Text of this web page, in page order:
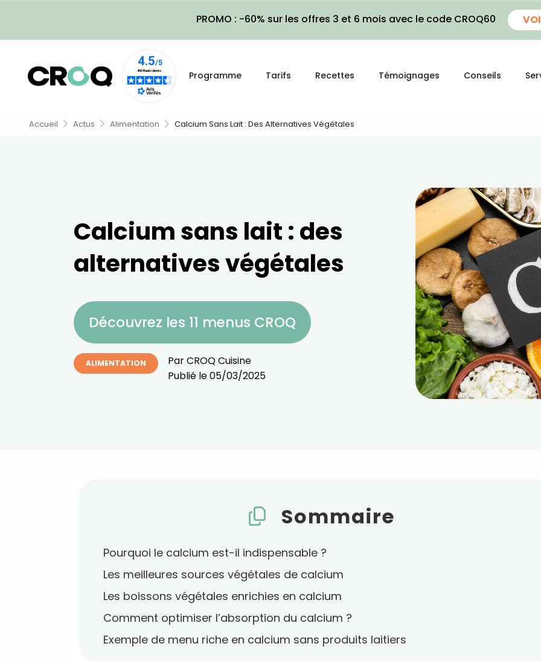
PROMO : -60% sur les offres 3 et 6 mois avec le code CROQ60
Programme Tarifs Recettes Témoignages Conseils
Accueil Actus Alimentation Calcium Sans Lait : Des Alternatives Végétales
Calcium sans lait : des
alternatives végétales
Découvrez les 11 menus CROQ
ALIMENTATION ParCROQ Cuisine
Publié le05/03/2025
Sommaire
Pourquoi le calcium est-il indispensable ?
Les meilleures sources végétales de calcium
Les boissons végétales enrichies en calcium
Comment optimiser l’absorption du calcium ?
Exemple de menu riche en calcium sans produits laitiers